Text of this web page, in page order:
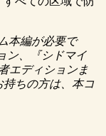
本編が必要で
ン、『シドマイ
エディションま
ちの方は、本コ